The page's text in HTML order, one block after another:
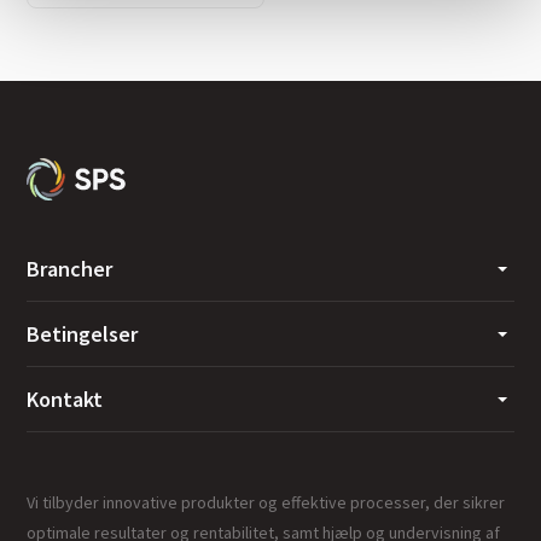
Brancher
Betingelser
Kontakt
Vi tilbyder innovative produkter og effektive processer, der sikrer
optimale resultater og rentabilitet, samt hjælp og undervisning af